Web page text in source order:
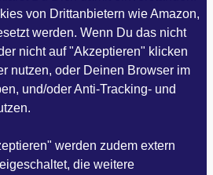
von Drittanbietern wie Amazon,
werden. Wenn Du das nicht
nicht auf "Akzeptieren" klicken
nutzen, oder Deinen Browser im
und/oder Anti-Tracking- und
werden zudem extern
die weitere